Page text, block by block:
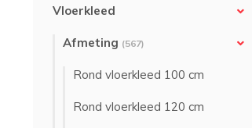
Vloerkleed
Afmeting (567)
Rond vloerkleed 100 cm
Rond vloerkleed 120 cm